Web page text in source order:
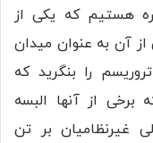
هستیم که یکی از
آن به عنوان میدان
را بنگرید که
که برخی از آنها البسه
غیرنظامیان بر تن